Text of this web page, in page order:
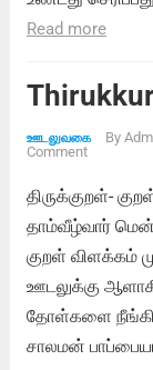
Read more
ஊடலுவகை By
Comment
திருக்குறள்-
தாம்வீழ்வார்
குறள் விளக்கம்
ஊடலுக்கு
தோள்களை நீங்கி
சாலமன்